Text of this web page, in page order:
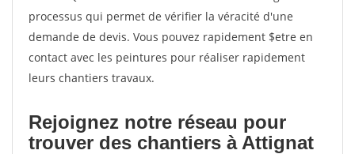
processus qui permet de vérifier la véracité d'une
demande de devis. Vous pouvez rapidement $etre en
contact avec les peintures pour réaliser rapidement
leurs chantiers travaux.
Rejoignez notre réseau pour
trouver des chantiers à Attignat